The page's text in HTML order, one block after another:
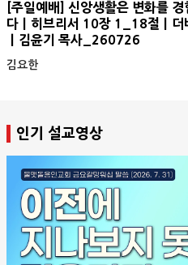
[주일예배] 신앙생활은 변화를 경
다ㅣ히브리서 10장 1_18절ㅣ더
ㅣ김윤기 목사_260726
김요한
인기 설교영상